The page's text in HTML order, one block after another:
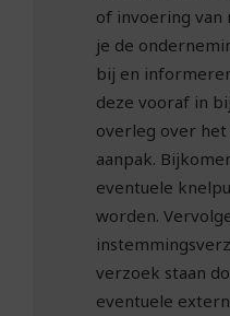
of invoering van
je de
bij en
deze vooraf in
overleg over
aanpak.
eventuele
worden.
verzoek staan
eventuele